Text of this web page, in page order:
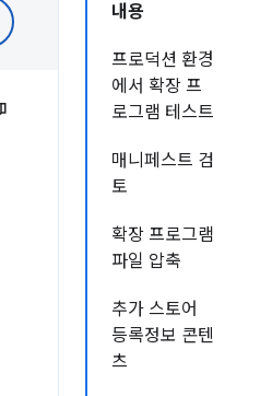
내용
프로덕션 환경
에서 확장 프
로그램 테스트
매니페스트 검
토
확장 프로그램
파일 압축
추가 스토어
등록정보 콘텐
츠